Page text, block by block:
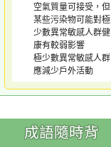
空氣質量可接受，但
某些污染物可能對極
少數異常敏感人群健
康有較弱影響
極少數異常敏感人群
應減少戶外活動
成語隨時背